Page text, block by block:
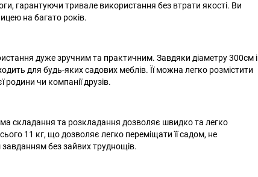
гарантуючи тривале використання без втрати якості. Ви
на багато років.
дуже зручним та практичним. Завдяки діаметру 300см і
для будь-яких садових меблів. Її можна легко розмістити
чи компанії друзів.
складання та розкладання дозволяє швидко та легко
11 кг, що дозволяє легко переміщати її садом, не
без зайвих труднощів.